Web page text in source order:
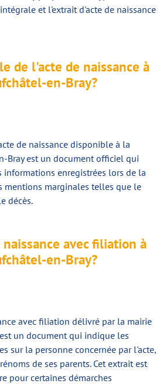
et l'extrait d'acte de naissance
de l'acte de naissance à
en-Bray?
de naissance disponible à la
Bray est un document officiel qui
informations enregistrées lors de la
mentions marginales telles que le
décès.
avec filiation à
en-Bray?
avec filiation délivré par la mairie
un document qui indique les
sur la personne concernée par l'acte,
de ses parents. Cet extrait est
pour certaines démarches